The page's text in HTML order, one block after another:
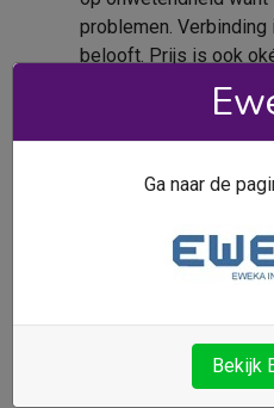
problemen.
belooft. Prijs is ook
het 50 mbit pakket (op
ineens afneemt dan
Daarmee is de prijs
Eweka is overall dik in
upgrade van de
Martin op 29-06-2015
thja...... al jaren klant
ni hoger dan 25mb
Ga naar de
Bekijk